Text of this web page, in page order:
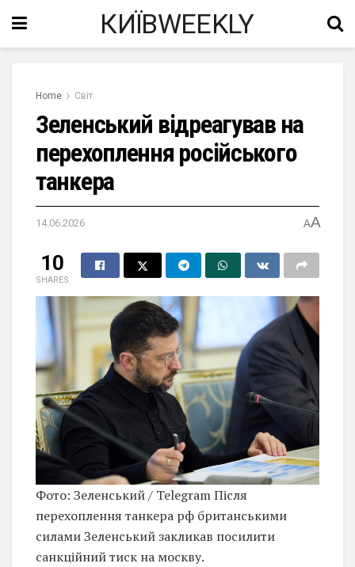
КИЇВWEEKLY
Home Світ
Зеленський відреагував на
перехоплення російського
танкера
14.06.2026 AA
10
SHARES
Фото: Зеленський / Telegram Після
перехоплення танкера рф британськими
силами Зеленський закликав посилити
санкційний тиск на москву.